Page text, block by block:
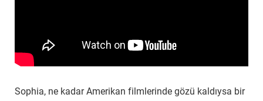
Sophia, ne kadar Amerikan filmlerinde gözü kaldıysa bir